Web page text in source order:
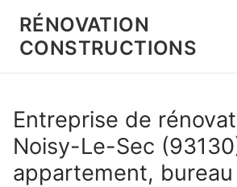
contenu
RÉNOVATION
CONSTRUCTIONS
Entreprise de
Noisy-Le-Sec
appartement, bureau